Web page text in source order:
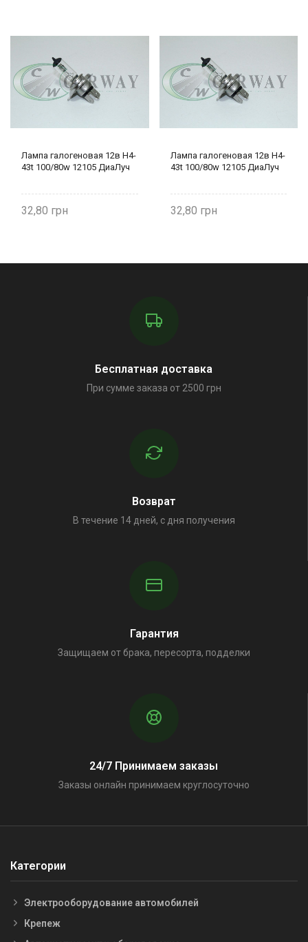
Лампа галогеновая 12в Н4-
43t 100/80w 12105 ДиаЛуч
32,80
Лампа галогеновая 12в Н4-
43t 100/80w 12105 ДиаЛуч
32,80
Бесплатная доставка
При сумме заказа от 2500 грн
Возврат
В течение 14 дней, с дня получения
Гарантия
Защищаем от брака, пересорта, подделки
24/7 Принимаем заказы
Заказы онлайн принимаем круглосуточно
Категории
Электрооборудование автомобилей
Крепеж